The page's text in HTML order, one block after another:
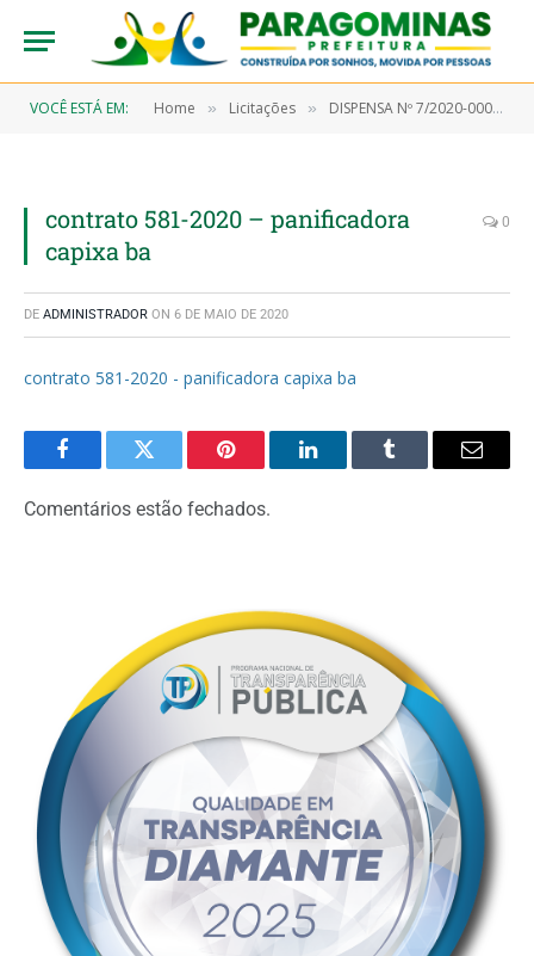
VOCÊ ESTÁ EM: Home » Licitações » DISPENSA Nº 7/2020-00023 (Aquisição de gêneros alimentícios, objetivando atender a Secretaria Municipal de Saúde e seus Programas)
contrato 581-2020 – panificadora
capixa ba
0
DE ADMINISTRADOR ON 6 DE MAIO DE 2020
contrato 581-2020 - panificadora capixa ba
FacebookTwitter Pinterest LinkedInTumblr Email
Comentários estão fechados.